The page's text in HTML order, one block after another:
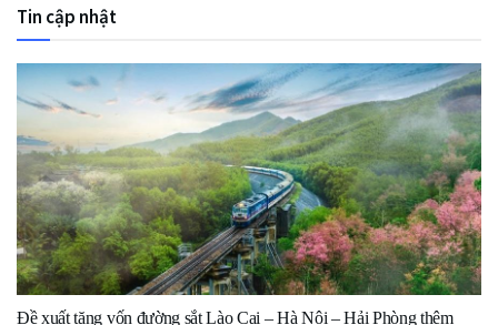
Tin cập nhật
Đề xuất tăng vốn đường sắt Lào Cai – Hà Nội – Hải Phòng thêm